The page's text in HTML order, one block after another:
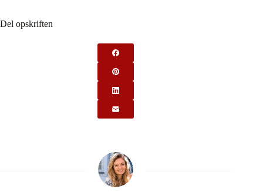
Del opskriften